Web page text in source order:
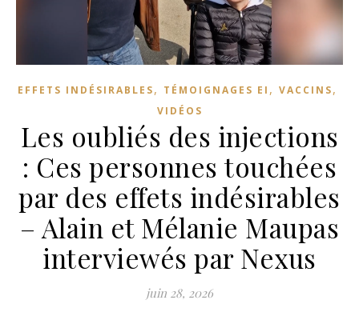
EFFETS INDÉSIRABLES, TÉMOIGNAGES EI , VACCINS,
VIDÉOS
Les oubliés des injections
: Ces personnes touchées
par des effets indésirables
– Alain et Mélanie Maupas
interviewés par Nexus
juin 28, 2026